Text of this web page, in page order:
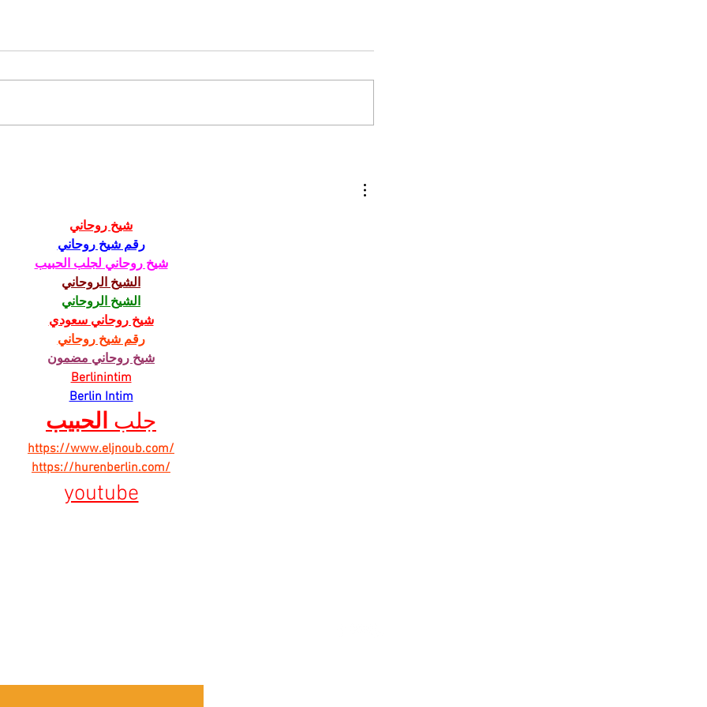
z klubu odišli dvaja
tréneri
شيخ روحاني
رقم شيخ روحاني
شيخ روحاني لجلب الحبيب
الشيخ الروحاني
الشيخ الروحاني
شيخ روحاني سعودي
رقم شيخ روحاني
شيخ روحاني مضمون
Berlinintim
Berlin Intim
جلب الحبيب
https://www.eljnoub.com/
https://hurenberlin.com/
youtube